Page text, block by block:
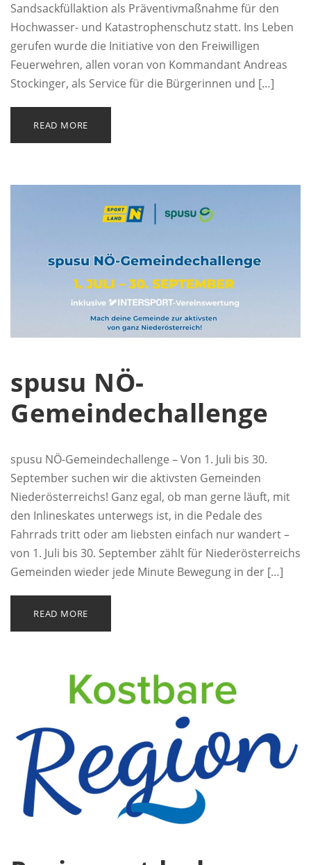
Sandsackfüllaktion als Präventivmaßnahme für den
Hochwasser- und Katastrophenschutz statt. Ins Leben
gerufen wurde die Initiative von den Freiwilligen
Feuerwehren, allen voran von Kommandant Andreas
Stockinger, als Service für die Bürgerinnen und […]
READ MORE
spusu NÖ-
Gemeindechallenge
spusu NÖ-Gemeindechallenge – Von 1. Juli bis 30.
September suchen wir die aktivsten Gemeinden
Niederösterreichs! Ganz egal, ob man gerne läuft, mit
den Inlineskates unterwegs ist, in die Pedale des
Fahrrads tritt oder am liebsten einfach nur wandert –
von 1. Juli bis 30. September zählt für Niederösterreichs
Gemeinden wieder jede Minute Bewegung in der […]
READ MORE